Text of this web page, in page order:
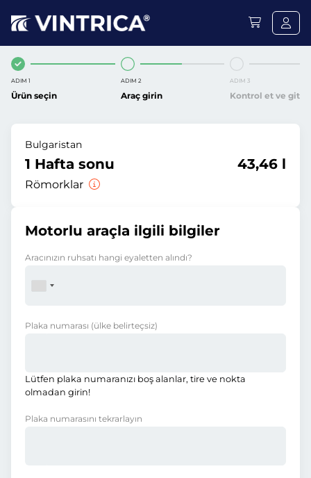
ADIM 1
Ürün seçin
ADIM 2
Araç girin
ADIM 3
Kontrol et ve git
Bulgaristan
1 Hafta sonu
Römorklar
43,46 l
Motorlu araçla ilgili bilgiler
Aracınızın ruhsatı hangi eyaletten alındı?
Plaka numarası (ülke belirteçsiz)
Lütfen plaka numaranızı boş alanlar, tire ve nokta
olmadan girin!
Plaka numarasını tekrarlayın